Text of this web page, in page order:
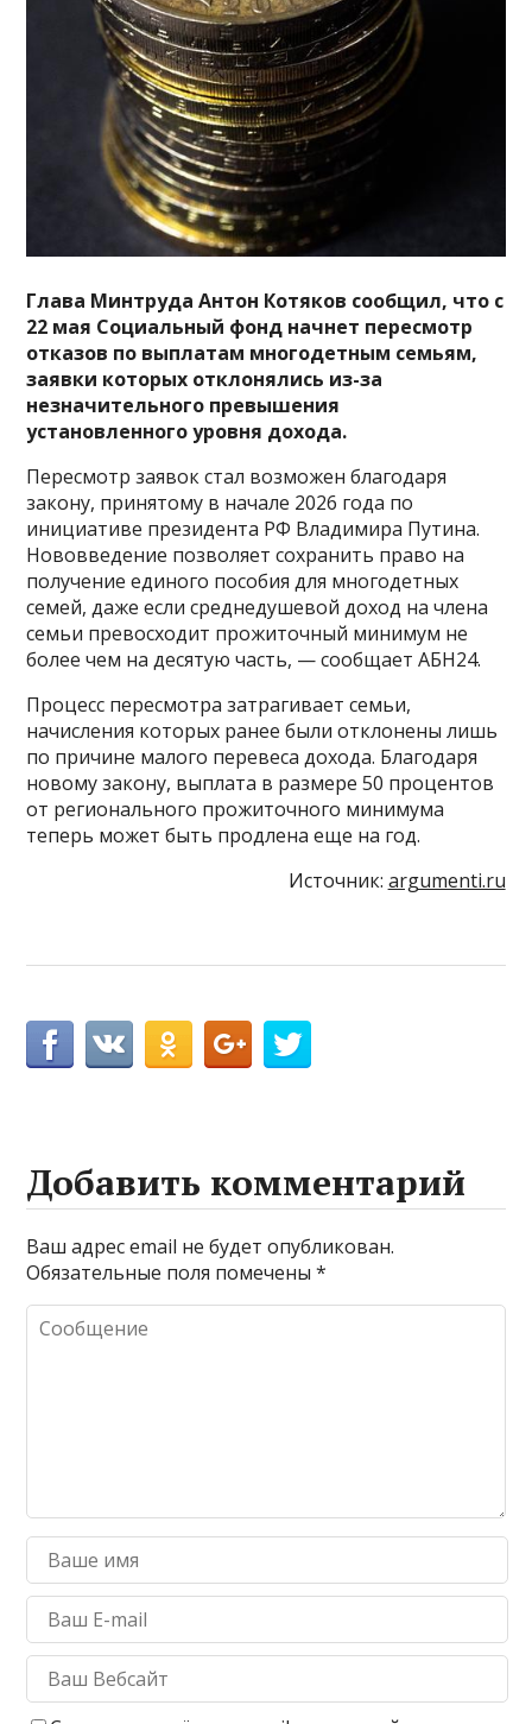
Глава Минтруда Антон Котяков сообщил, что с
22 мая Социальный фонд начнет пересмотр
отказов по выплатам многодетным семьям,
заявки которых отклонялись из-за
незначительного превышения
установленного уровня дохода.
Пересмотр заявок стал возможен благодаря
закону, принятому в начале 2026 года по
инициативе президента РФ Владимира Путина.
Нововведение позволяет сохранить право на
получение единого пособия для многодетных
семей, даже если среднедушевой доход на члена
семьи превосходит прожиточный минимум не
более чем на десятую часть, — сообщает АБН24.
Процесс пересмотра затрагивает семьи,
начисления которых ранее были отклонены лишь
по причине малого перевеса дохода. Благодаря
новому закону, выплата в размере 50 процентов
от регионального прожиточного минимума
теперь может быть продлена еще на год.
Источник: argumenti.ru
Добавить комментарий
Ваш адрес email не будет опубликован.
Обязательные поля помечены*